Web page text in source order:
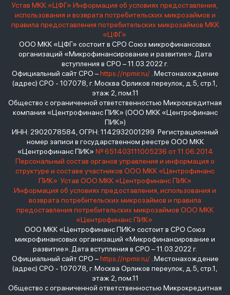
Устав МКК «ЦФГ» Информация об условиях предоставления,
использования и возврата потребительских микрозаймов и
правила предоставления потребительских микрозаймов МКК
«ЦФГ»
ООО МКК «ЦФГ» состоит в СРО Союз микрофинансовых
организаций «Микрофинансирование и развитие». Дата
вступления в СРО – 11.03.2022 г.
Официальный сайт СРО –https://npmir.ru/. Местонахождение
(адрес) СРО - 107078, г. Москва Орликов переулок, д.5, стр.1,
этаж 2, пом.11
Общество с ограниченной ответственностью Микрокредитная
компания «Центрофинанс ПИК» (ООО МКК «Центрофинанс
ПИК»)
ИНН: 2902078584, ОГРН: 1142932001299 Регистрационный
номер записи в государственном реестре ООО МКК
«Центрофинанс ПИК» № 651403111005236 от 11.06.2014
Персональный состав органов управления и информация о
структуре и составе участников ООО МКК «Центрофинанс
ПИК» Устав ООО МКК «Центрофинанс ПИК»
Информация об условиях предоставления, использования и
возврата потребительских микрозаймов и правила
предоставления потребительских микрозаймов ООО МКК
«Центрофинанс ПИК»
ООО МКК «Центрофинанс ПИК» состоит в СРО Союз
микрофинансовых организаций «Микрофинансирование и
развитие». Дата вступления в СРО – 11.03.2022 г.
Официальный сайт СРО –https://npmir.ru/. Местонахождение
(адрес) СРО - 107078, г. Москва Орликов переулок, д.5, стр.1,
этаж 2, пом.11
Общество с ограниченной ответственностью Микрокредитная